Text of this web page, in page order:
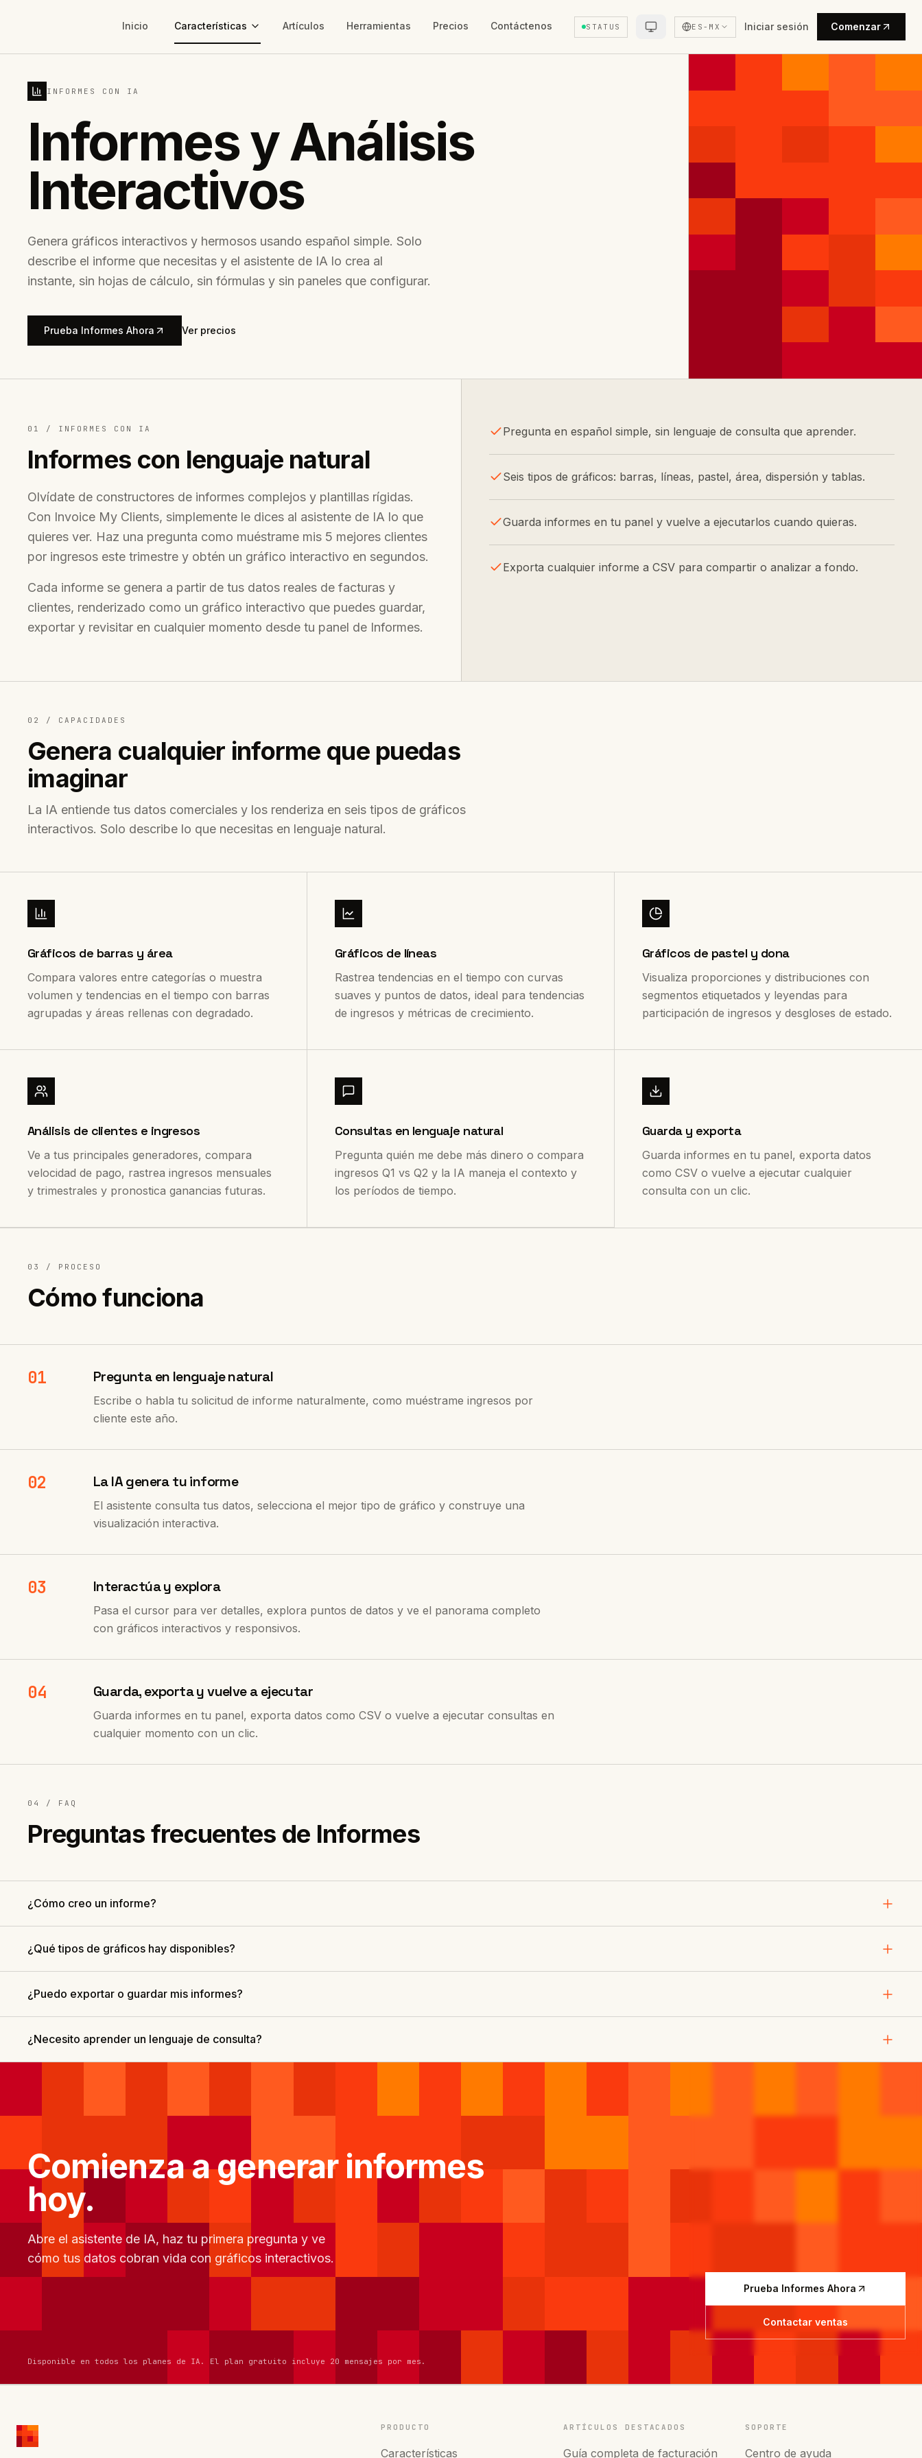
Inicio Características Artículos Herramientas Precios Contáctenos STATUS ES-MX Iniciar sesión Comenzar
INFORMES CON IA
Informes y Análisis
Interactivos
Genera gráficos interactivos y hermosos usando español simple. Solo
describe el informe que necesitas y el asistente de IA lo crea al
instante, sin hojas de cálculo, sin fórmulas y sin paneles que configurar.
Prueba Informes Ahora Ver precios
01 / INFORMES CON IA
Informes con lenguaje natural
Olvídate de constructores de informes complejos y plantillas rígidas.
Con Invoice My Clients, simplemente le dices al asistente de IA lo que
quieres ver. Haz una pregunta como muéstrame mis 5 mejores clientes
por ingresos este trimestre y obtén un gráfico interactivo en segundos.
Cada informe se genera a partir de tus datos reales de facturas y
clientes, renderizado como un gráfico interactivo que puedes guardar,
exportar y revisitar en cualquier momento desde tu panel de Informes.
Pregunta en español simple, sin lenguaje de consulta que aprender.
Seis tipos de gráficos: barras, líneas, pastel, área, dispersión y tablas.
Guarda informes en tu panel y vuelve a ejecutarlos cuando quieras.
Exporta cualquier informe a CSV para compartir o analizar a fondo.
02 / CAPACIDADES
Genera cualquier informe que puedas
imaginar
La IA entiende tus datos comerciales y los renderiza en seis tipos de gráficos
interactivos. Solo describe lo que necesitas en lenguaje natural.
Gráficos de barras y área
Compara valores entre categorías o muestra
volumen y tendencias en el tiempo con barras
agrupadas y áreas rellenas con degradado.
Gráficos de líneas
Rastrea tendencias en el tiempo con curvas
suaves y puntos de datos, ideal para tendencias
de ingresos y métricas de crecimiento.
Gráficos de pastel y dona
Visualiza proporciones y distribuciones con
segmentos etiquetados y leyendas para
participación de ingresos y desgloses de estado.
Análisis de clientes e ingresos
Ve a tus principales generadores, compara
velocidad de pago, rastrea ingresos mensuales
y trimestrales y pronostica ganancias futuras.
Consultas en lenguaje natural
Pregunta quién me debe más dinero o compara
ingresos Q1 vs Q2 y la IA maneja el contexto y
los períodos de tiempo.
Guarda y exporta
Guarda informes en tu panel, exporta datos
como CSV o vuelve a ejecutar cualquier
consulta con un clic.
03 / PROCESO
Cómo funciona
01 Pregunta en lenguaje natural
Escribe o habla tu solicitud de informe naturalmente, como muéstrame ingresos por
cliente este año.
02 La IA genera tu informe
El asistente consulta tus datos, selecciona el mejor tipo de gráfico y construye una
visualización interactiva.
03 Interactúa y explora
Pasa el cursor para ver detalles, explora puntos de datos y ve el panorama completo
con gráficos interactivos y responsivos.
04 Guarda, exporta y vuelve a ejecutar
Guarda informes en tu panel, exporta datos como CSV o vuelve a ejecutar consultas en
cualquier momento con un clic.
04 / FAQ
Preguntas frecuentes de Informes
¿Cómo creo un informe?
¿Qué tipos de gráficos hay disponibles?
¿Puedo exportar o guardar mis informes?
¿Necesito aprender un lenguaje de consulta?
Comienza a generar informes
hoy.
Abre el asistente de IA, haz tu primera pregunta y ve
cómo tus datos cobran vida con gráficos interactivos.
Prueba Informes Ahora
Contactar ventas
Disponible en todos los planes de IA. El plan gratuito incluye 20 mensajes por mes.
PRODUCTO
Características
ARTÍCULOS DESTACADOS
Guía completa de facturación
SOPORTE
Centro de ayuda